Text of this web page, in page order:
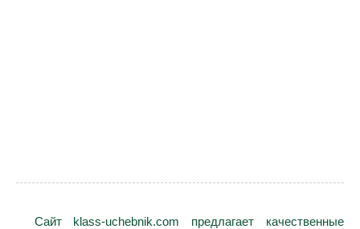
Сайт klass-uchebnik.com предлагает качественные